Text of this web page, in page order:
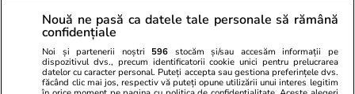
Roman Kliciukîntr-un interviu pentru
Libertatea: „Nimeni nu știe ce va ținti
următoarea rachetă a Rusiei”.
Nouă ne pasă ca datele tale personale să rămână
confidențiale
Noi și partenerii noștri 596 stocăm și/sau accesăm informații pe
dispozitivul dvs., precum identificatorii cookie unici pentru prelucrarea
datelor cu caracter personal. Puteți accepta sau gestiona preferințele dvs.
făcând clic mai jos, respectiv vă puteți opune utilizării unui interes legitim